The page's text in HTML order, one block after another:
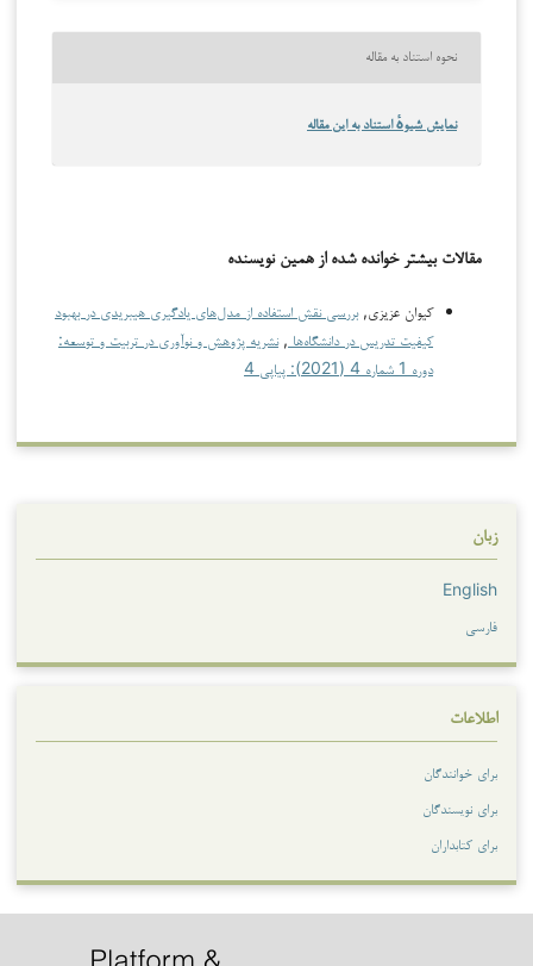
نحوه استناد به مقاله
نمایش شیوهٔ استناد به این مقاله
مقالات بیشتر خوانده شده از همین نویسنده
کیوان عزیزی,بررسی نقش استفاده از مدل‌های یادگیری هیبریدی در بهبود
کیفیت تدریس در دانشگاه‌ها ,نشریه پژوهش و نوآوری در تربیت و توسعه:
دوره 1 شماره 4 (2021): پیاپی 4
زبان
English
فارسی
اطلاعات
برای خوانندگان
برای نویسندگان
برای کتابداران